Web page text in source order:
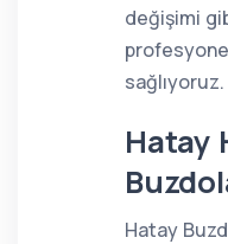
değişimi
sağlıyoruz.
Hatay
Hatay